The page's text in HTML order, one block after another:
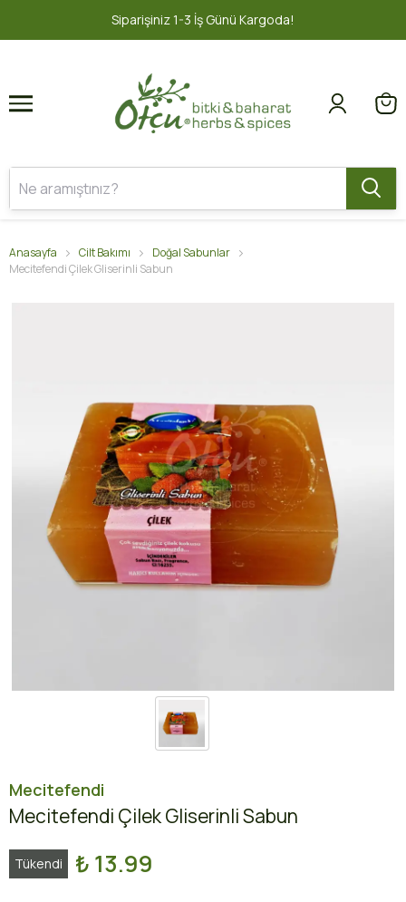
İş Günü Kargoda! 1 2
Anasayfa Cilt Bakımı
Doğal Sabunlar
Mecitefendi Çilek Gliserinli Sabun
Mecitefendi
Mecitefendi Çilek Gliserinli Sabun
Tükendi ₺ 13.99